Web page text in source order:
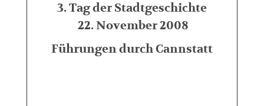
3. Tag der Stadtgeschichte
22. November 2008
Führungen durch Cannstatt